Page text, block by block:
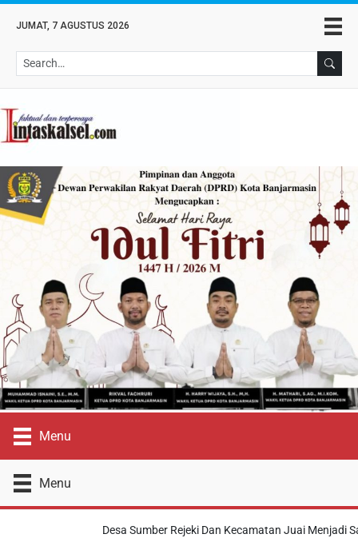
JUMAT, 7 AGUSTUS 2026
Menu
Menu
Desa Sumber Rejeki Dan Kecamatan Juai Menjadi